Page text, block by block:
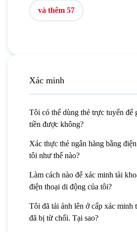
và thêm 57
Xác minh
Tôi có thể dùng thẻ trực tuyến để
tiền được không?
Xác thực thẻ ngân hàng bằng
tôi như thế nào?
Làm cách nào để xác minh tài
điện thoại di động của tôi?
Tôi đã tải ảnh lên ở cấp xác minh
đã bị từ chối. Tại sao?